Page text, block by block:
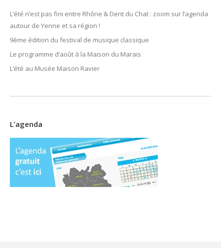
L’été n’est pas fini entre Rhône & Dent du Chat : zoom sur l’agenda
autour de Yenne et sa région !
9ème édition du festival de musique classique
Le programme d’août à la Maison du Marais
L’été au Musée Maison Ravier
L’agenda